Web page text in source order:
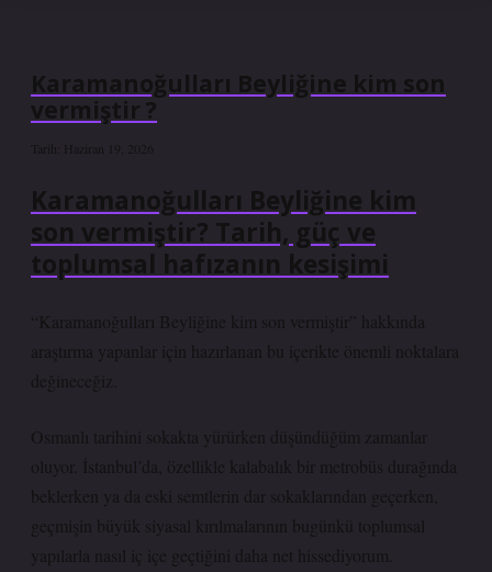
Karamanoğulları Beyliğine kim son
vermiştir ?
Tarih: Haziran 19, 2026
Karamanoğulları Beyliğine kim
son vermiştir? Tarih, güç ve
toplumsal hafızanın kesişimi
“Karamanoğulları Beyliğine kim son vermiştir” hakkında
araştırma yapanlar için hazırlanan bu içerikte önemli noktalara
değineceğiz.
Osmanlı tarihini sokakta yürürken düşündüğüm zamanlar
oluyor. İstanbul’da, özellikle kalabalık bir metrobüs durağında
beklerken ya da eski semtlerin dar sokaklarından geçerken,
geçmişin büyük siyasal kırılmalarının bugünkü toplumsal
yapılarla nasıl iç içe geçtiğini daha net hissediyorum.